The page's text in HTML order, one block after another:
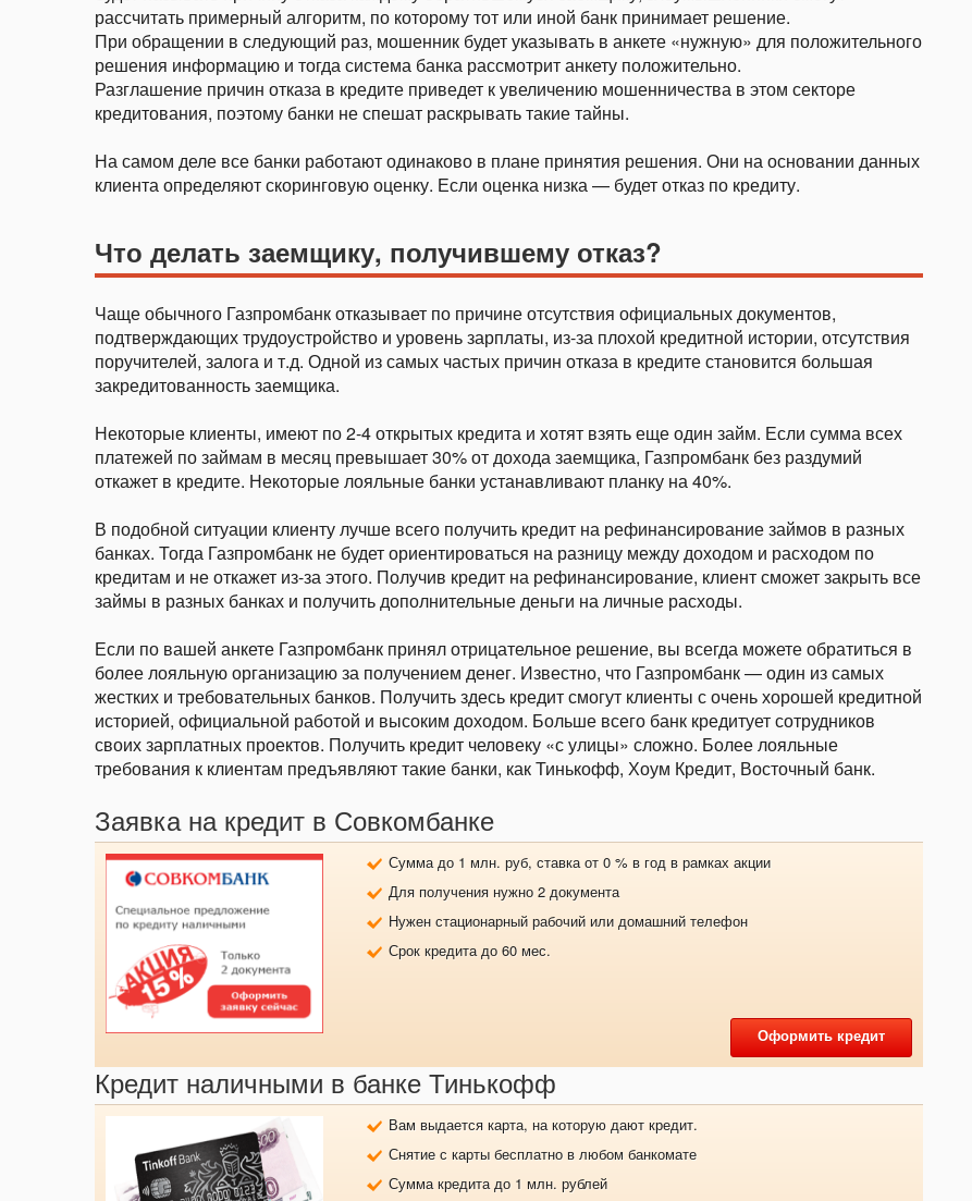
рассчитать примерный алгоритм, по которому тот или иной банк принимает решение.
При обращении в следующий раз, мошенник будет указывать в анкете «нужную» для положительного
решения информацию и тогда система банка рассмотрит анкету положительно.
Разглашение причин отказа в кредите приведет к увеличению мошенничества в этом секторе
кредитования, поэтому банки не спешат раскрывать такие тайны.
На самом деле все банки работают одинаково в плане принятия решения. Они на основании данных
клиента определяют скоринговую оценку. Если оценка низка — будет отказ по кредиту.
Что делать заемщику, получившему отказ?
Чаще обычного Газпромбанк отказывает по причине отсутствия официальных документов,
подтверждающих трудоустройство и уровень зарплаты, из-за плохой кредитной истории, отсутствия
поручителей, залога и т.д. Одной из самых частых причин отказа в кредите становится большая
закредитованность заемщика.
Некоторые клиенты, имеют по 2-4 открытых кредита и хотят взять еще один займ. Если сумма всех
платежей по займам в месяц превышает 30% от дохода заемщика, Газпромбанк без раздумий
откажет в кредите. Некоторые лояльные банки устанавливают планку на 40%.
В подобной ситуации клиенту лучше всего получить кредит на рефинансирование займов в разных
банках. Тогда Газпромбанк не будет ориентироваться на разницу между доходом и расходом по
кредитам и не откажет из-за этого. Получив кредит на рефинансирование, клиент сможет закрыть все
займы в разных банках и получить дополнительные деньги на личные расходы.
Если по вашей анкете Газпромбанк принял отрицательное решение, вы всегда можете обратиться в
более лояльную организацию за получением денег. Известно, что Газпромбанк — один из самых
жестких и требовательных банков. Получить здесь кредит смогут клиенты с очень хорошей кредитной
историей, официальной работой и высоким доходом. Больше всего банк кредитует сотрудников
своих зарплатных проектов. Получить кредит человеку «с улицы» сложно. Более лояльные
требования к клиентам предъявляют такие банки, как Тинькофф, Хоум Кредит, Восточный банк.
Заявка на кредит в Совкомбанке
Сумма до 1 млн. руб, ставка от 0 % в год в рамках акции
Для получения нужно 2 документа
Нужен стационарный рабочий или домашний телефон
Срок кредита до 60 мес.
Оформить кредит
Кредит наличными в банке Тинькофф
Вам выдается карта, на которую дают кредит.
Снятие с карты бесплатно в любом банкомате
Сумма кредита до 1 млн. рублей